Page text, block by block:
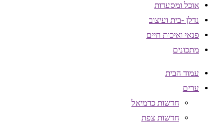
אוכל ומסעדות
נדלן -בית ועיצוב
פנאי ואיכות חיים
מתכונים
עמוד הבית
ערים
חדשות כרמיאל
חדשות צפת